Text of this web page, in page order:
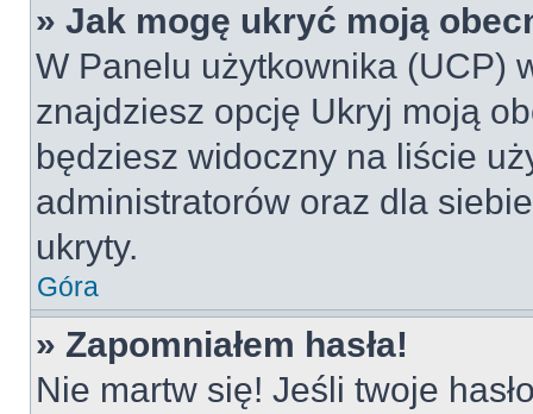
» Jak mogę ukryć moją
W Panelu użytkownika (UCP)
znajdziesz opcję Ukryj moją
będziesz widoczny na liście
administratorów oraz dla
ukryty.
Góra
» Zapomniałem hasła!
Nie martw się! Jeśli twoje